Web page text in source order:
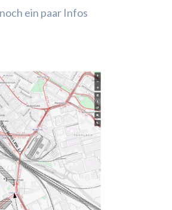
ein paar Infos